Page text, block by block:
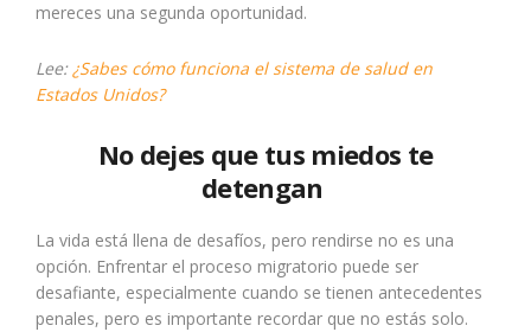
mereces una segunda oportunidad.
Lee: ¿Sabes cómo funciona el sistema de salud en
Estados Unidos?
No dejes que tus miedos te
detengan
La vida está llena de desafíos, pero rendirse no es una
opción. Enfrentar el proceso migratorio puede ser
desafiante, especialmente cuando se tienen antecedentes
penales, pero es importante recordar que no estás solo.